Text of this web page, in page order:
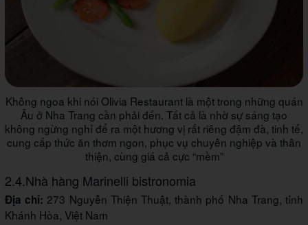
Không ngoa khi nói Olivia Restaurant là một trong những quán
Âu ở Nha Trang cần phải đến. Tất cả là nhờ sự sáng tạo
không ngừng nghỉ để ra một hương vị rất riêng đậm đà, tinh tế,
cung cấp thức ăn thơm ngon, phục vụ chuyên nghiệp và thân
thiện, cùng giá cả cực “mềm”
2.4.Nhà hàng Marinelli bistronomia
Địa chỉ: 273 Nguyễn Thiện Thuật, thành phố Nha Trang, tỉnh
Khánh Hòa, Việt Nam